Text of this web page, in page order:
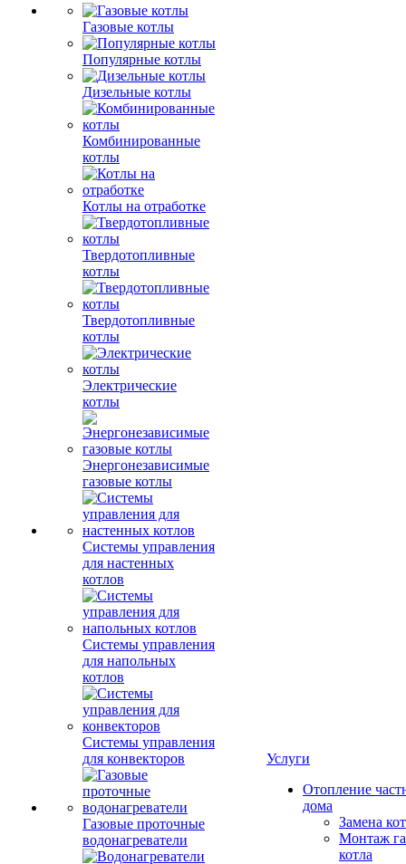
Газовые котлы
Популярные котлы
Дизельные котлы
Комбинированные
котлы
Котлы на отработке
Твердотопливные
котлы
Твердотопливные
котлы
Электрические
котлы
Энергонезависимые
газовые котлы
Системы управления
для настенных
котлов
Системы управления
для напольных
котлов
Системы управления
для конвекторов
Газовые проточные
водонагреватели
Услуги
Отопление
дома
Замена
Монтаж
котла